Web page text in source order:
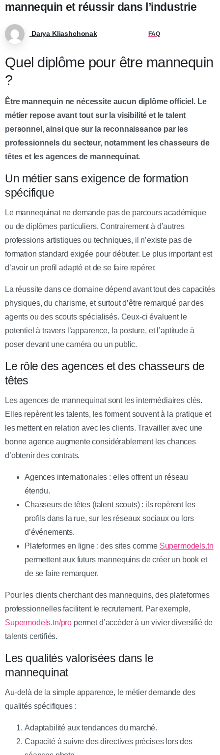
mannequin et réussir dans l’industrie
Darya Kliashchonak FAQ
Quel diplôme pour être mannequin
?
Être mannequin ne nécessite aucun diplôme officiel. Le
métier repose avant tout sur la visibilité et le talent
personnel, ainsi que sur la reconnaissance par les
professionnels du secteur, notamment les chasseurs de
têtes et les agences de mannequinat.
Un métier sans exigence de formation
spécifique
Le mannequinat ne demande pas de parcours académique
ou de diplômes particuliers. Contrairement à d’autres
professions artistiques ou techniques, il n’existe pas de
formation standard exigée pour débuter. Le plus important est
d’avoir un profil adapté et de se faire repérer.
La réussite dans ce domaine dépend avant tout des capacités
physiques, du charisme, et surtout d’être remarqué par des
agents ou des scouts spécialisés. Ceux-ci évaluent le
potentiel à travers l’apparence, la posture, et l’aptitude à
poser devant une caméra ou un public.
Le rôle des agences et des chasseurs de
têtes
Les agences de mannequinat sont les intermédiaires clés.
Elles repèrent les talents, les forment souvent à la pratique et
les mettent en relation avec les clients. Travailler avec une
bonne agence augmente considérablement les chances
d’obtenir des contrats.
Agences internationales : elles offrent un réseau
étendu.
Chasseurs de têtes (talent scouts) : ils repèrent les
profils dans la rue, sur les réseaux sociaux ou lors
d’événements.
Plateformes en ligne : des sites comme Supermodels.tn
permettent aux futurs mannequins de créer un book et
de se faire remarquer.
Pour les clients cherchant des mannequins, des plateformes
professionnelles facilitent le recrutement. Par exemple,
Supermodels.tn/pro permet d’accéder à un vivier diversifié de
talents certifiés.
Les qualités valorisées dans le
mannequinat
Au-delà de la simple apparence, le métier demande des
qualités spécifiques :
Adaptabilité aux tendances du marché.
Capacité à suivre des directives précises lors des